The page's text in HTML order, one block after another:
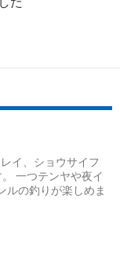
イ、ショウサイフ
一つテンヤや夜イ
ルの釣りが楽しめま